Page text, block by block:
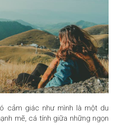
cảm giác như mình là một du
mẽ, cá tính giữa những ngọn